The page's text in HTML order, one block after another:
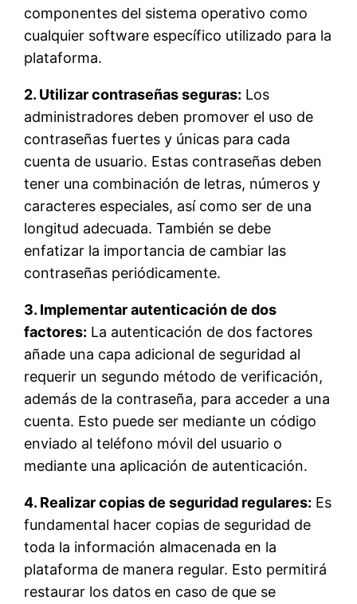
componentes del sistema operativo como
cualquier software específico utilizado para la
plataforma.
2. Utilizar contraseñas seguras: Los
administradores deben promover el uso de
contraseñas fuertes y únicas para cada
cuenta de usuario. Estas contraseñas deben
tener una combinación de letras, números y
caracteres especiales, así como ser de una
longitud adecuada. También se debe
enfatizar la importancia de cambiar las
contraseñas periódicamente.
3. Implementar autenticación de dos
factores: La autenticación de dos factores
añade una capa adicional de seguridad al
requerir un segundo método de verificación,
además de la contraseña, para acceder a una
cuenta. Esto puede ser mediante un código
enviado al teléfono móvil del usuario o
mediante una aplicación de autenticación.
4. Realizar copias de seguridad regulares: Es
fundamental hacer copias de seguridad de
toda la información almacenada en la
plataforma de manera regular. Esto permitirá
restaurar los datos en caso de que se